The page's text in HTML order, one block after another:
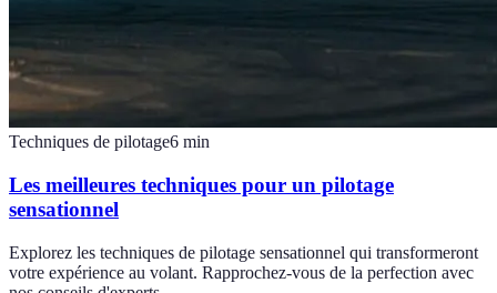
Techniques de pilotage6 min
Les meilleures techniques pour un pilotage
sensationnel
Explorez les techniques de pilotage sensationnel qui transformeront
votre expérience au volant. Rapprochez-vous de la perfection avec